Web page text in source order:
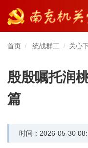
首页 / 统战群工 / 关心
殷殷嘱托润
篇
时间：2026-05-30